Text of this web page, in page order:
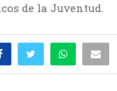
de la Juventud.